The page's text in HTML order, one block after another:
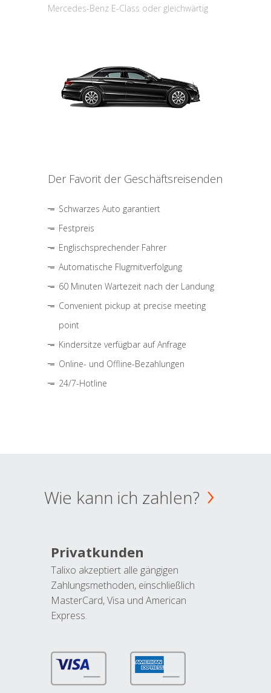
Mercedes-Benz E-Class oder gleichwärtig
Der Favorit der Geschäftsreisenden
Schwarzes Auto garantiert
Festpreis
Englischsprechender Fahrer
Automatische Flugmitverfolgung
60 Minuten Wartezeit nach der Landung
Convenient pickup at precise meeting
point
Kindersitze verfügbar auf Anfrage
Online- und Offline-Bezahlungen
24/7-Hotline
Wie kann ich zahlen?
Privatkunden
Talixo akzeptiert alle gängigen
Zahlungsmethoden, einschließlich
MasterCard, Visa und American
Express.